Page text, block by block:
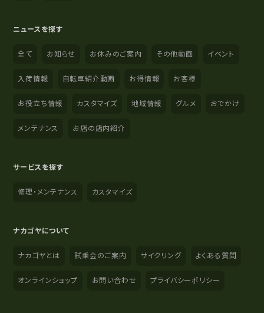
ニュースを探す
全て お知らせ お休みのご案内 その他動画 イベント
入荷情報 自転車紹介動画 お得情報 お客様
お役立ち情報 カスタマイズ 地域情報 グルメ おでかけ
メンテナンス お店の店内紹介
サービスを探す
修理・メンテナンス カスタマイズ
ナカゴヤについて
ナカゴヤとは 試乗会のご案内 サイクリング よくある質問
オンラインショップ お問い合わせ プライバシーポリシー